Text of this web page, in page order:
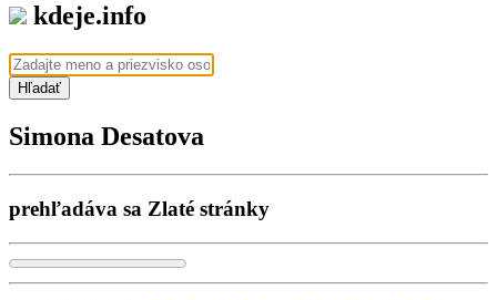
kdeje.info
Hľadať
Simona Desatova
prehľadáva sa Zlaté stránky